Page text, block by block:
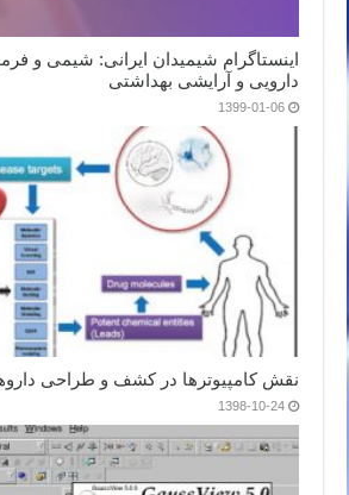
اینستاگرام شیمیدان ایرانی: شیمی و
دارویی و آرایشی بهداشتی
1399-01-06
نقش کامپیوترها در کشف و طراحی
1398-10-24